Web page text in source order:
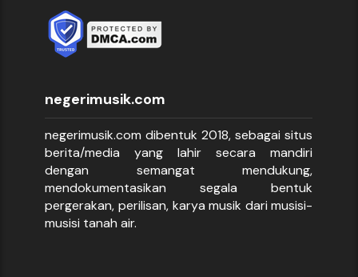
negerimusik.com
negerimusik.com dibentuk 2018, sebagai situs
berita/media yang lahir secara mandiri
dengan semangat mendukung,
mendokumentasikan segala bentuk
pergerakan, perilisan, karya musik dari musisi-
musisi tanah air.